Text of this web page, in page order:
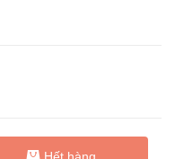
Hết hàng